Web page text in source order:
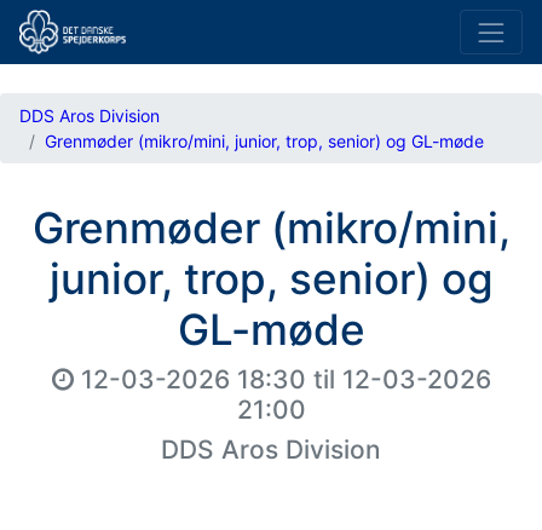
DDS Aros Division
Grenmøder (mikro/mini, junior, trop, senior) og GL-møde
Grenmøder (mikro/mini,
junior, trop, senior) og
GL-møde
12-03-2026 18:30 til 12-03-2026
21:00
DDS Aros Division